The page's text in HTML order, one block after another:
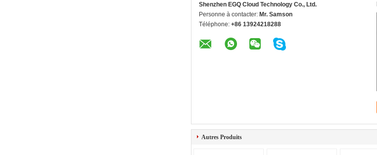
Shenzhen EGQ Cloud Technology Co., Ltd.
Personne à contacter: Mr. Samson
Téléphone: +86 13924218288
Autres Produits